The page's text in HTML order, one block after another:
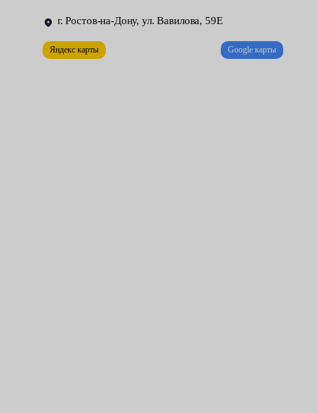
работу можно выполнить лишь в условиях хорошо
оборудованной мастерской. Автомобилистов, желающих
г. Ростов-на-Дону, ул. Вавилова, 59Е
Яндекс карты Google карты